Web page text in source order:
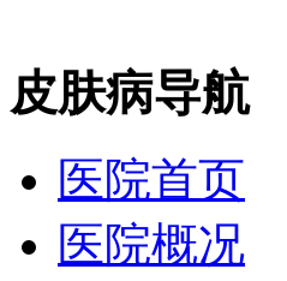
皮肤病导航
医院首页
医院概况